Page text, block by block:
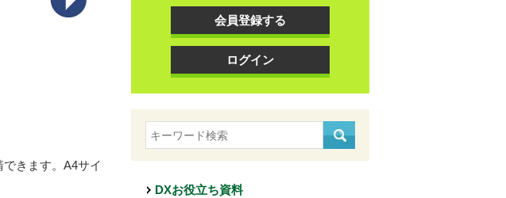
きます。A4サイ
会員登録する
ログイン
DXお役立ち資料